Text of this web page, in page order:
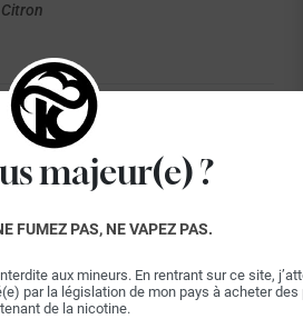
majeur(e) ?
FUMEZ PAS, NE VAPEZ PAS.
aux mineurs. En rentrant sur ce site,
par la législation de mon pays à acheter
de la nicotine.
ses efforts pour offrir une
les amoureux de la cigarette
travail de ce fabricant français,
profiter d'une limonade
par un jus de
Limo, Petit Nuage promet une
et désaltérante !